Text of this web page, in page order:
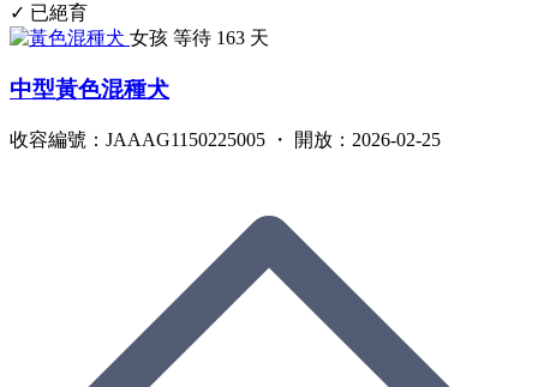
✓ 已絕育
女孩 等待 163 天
中型黃色混種犬
收容編號：JAAAG1150225005 ・ 開放：2026-02-25